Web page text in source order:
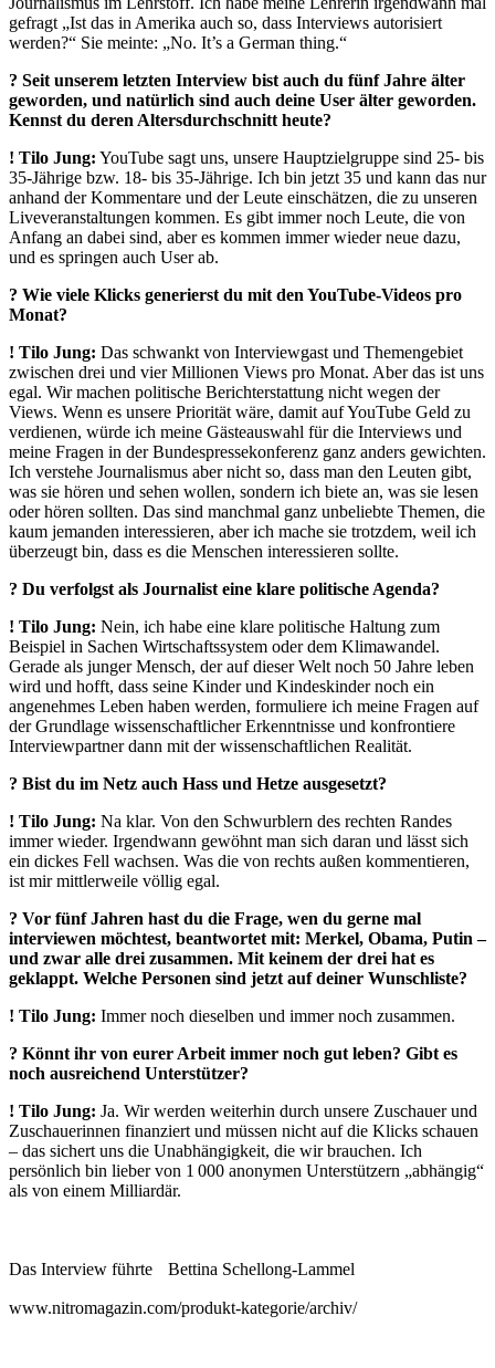
gefragt „Ist das in Amerika auch so, dass Interviews autorisiert
werden?“ Sie meinte: „No. It’s a German thing.“
? Seit unserem letzten Interview bist auch du fünf Jahre älter
geworden, und natürlich sind auch deine User älter geworden.
Kennst du deren Altersdurchschnitt heute?
! Tilo Jung: YouTube sagt uns, unsere Hauptzielgruppe sind 25- bis
35-Jährige bzw. 18- bis 35-Jährige. Ich bin jetzt 35 und kann das nur
anhand der Kommentare und der Leute einschätzen, die zu unseren
Liveveranstaltungen kommen. Es gibt immer noch Leute, die von
Anfang an dabei sind, aber es kommen immer wieder neue dazu,
und es springen auch User ab.
? Wie viele Klicks generierst du mit den YouTube-Videos pro
Monat?
! Tilo Jung: Das schwankt von Interviewgast und Themengebiet
zwischen drei und vier Millionen Views pro Monat. Aber das ist uns
egal. Wir machen politische Berichterstattung nicht wegen der
Views. Wenn es unsere Priorität wäre, damit auf YouTube Geld zu
verdienen, würde ich meine Gästeauswahl für die Interviews und
meine Fragen in der Bundespressekonferenz ganz anders gewichten.
Ich verstehe Journalismus aber nicht so, dass man den Leuten gibt,
was sie hören und sehen wollen, sondern ich biete an, was sie lesen
oder hören sollten. Das sind manchmal ganz unbeliebte Themen, die
kaum jemanden interessieren, aber ich mache sie trotzdem, weil ich
überzeugt bin, dass es die Menschen interessieren sollte.
? Du verfolgst als Journalist eine klare politische Agenda?
! Tilo Jung: Nein, ich habe eine klare politische Haltung zum
Beispiel in Sachen Wirtschaftssystem oder dem Klimawandel.
Gerade als junger Mensch, der auf dieser Welt noch 50 Jahre leben
wird und hofft, dass seine Kinder und Kindeskinder noch ein
angenehmes Leben haben werden, formuliere ich meine Fragen auf
der Grundlage wissenschaftlicher Erkenntnisse und konfrontiere
Interviewpartner dann mit der wissenschaftlichen Realität.
? Bist du im Netz auch Hass und Hetze ausgesetzt?
! Tilo Jung: Na klar. Von den Schwurblern des rechten Randes
immer wieder. Irgendwann gewöhnt man sich daran und lässt sich
ein dickes Fell wachsen. Was die von rechts außen kommentieren,
ist mir mittlerweile völlig egal.
? Vor fünf Jahren hast du die Frage, wen du gerne mal
interviewen möchtest, beantwortet mit: Merkel, Obama, Putin –
und zwar alle drei zusammen. Mit keinem der drei hat es
geklappt. Welche Personen sind jetzt auf deiner Wunschliste?
! Tilo Jung: Immer noch dieselben und immer noch zusammen.
? Könnt ihr von eurer Arbeit immer noch gut leben? Gibt es
noch ausreichend Unterstützer?
! Tilo Jung: Ja. Wir werden weiterhin durch unsere Zuschauer und
Zuschauerinnen finanziert und müssen nicht auf die Klicks schauen
– das sichert uns die Unabhängigkeit, die wir brauchen. Ich
persönlich bin lieber von 1 000 anonymen Unterstützern „abhängig“
als von einem Milliardär.
Das Interview führte Bettina Schellong-Lammel
www.nitromagazin.com/produkt-kategorie/archiv/